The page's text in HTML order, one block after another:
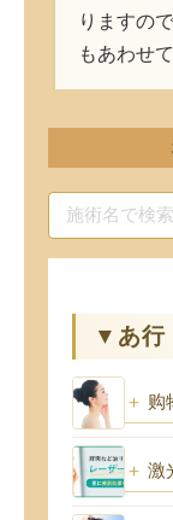
りますの
もあわせ
▼あ行
购
激